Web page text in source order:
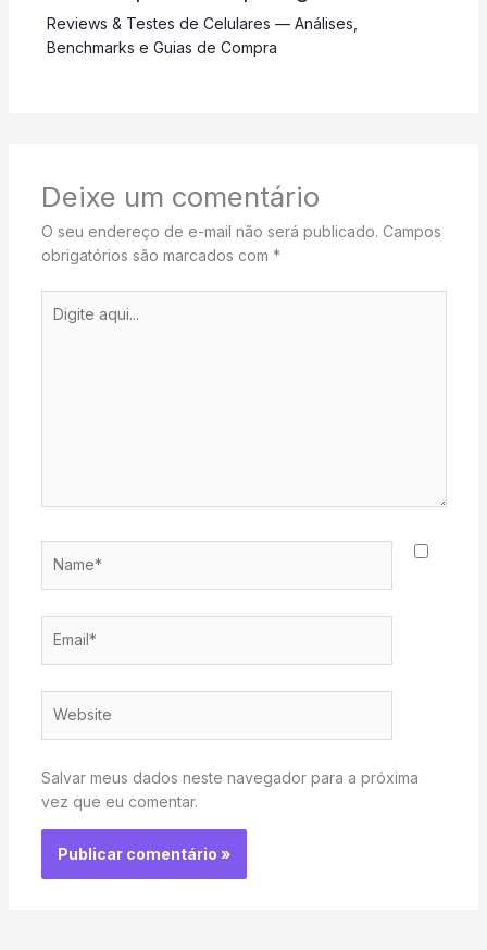
Reviews & Testes de Celulares — Análises,
Benchmarks e Guias de Compra
Deixe um comentário
O seu endereço de e-mail não será publicado. Campos
obrigatórios são marcados com *
aqui...
Salvar meus dados neste navegador para a próxima
vez que eu comentar.